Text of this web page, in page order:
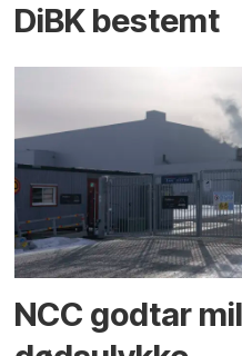
DiBK bestemt
NCC godtar